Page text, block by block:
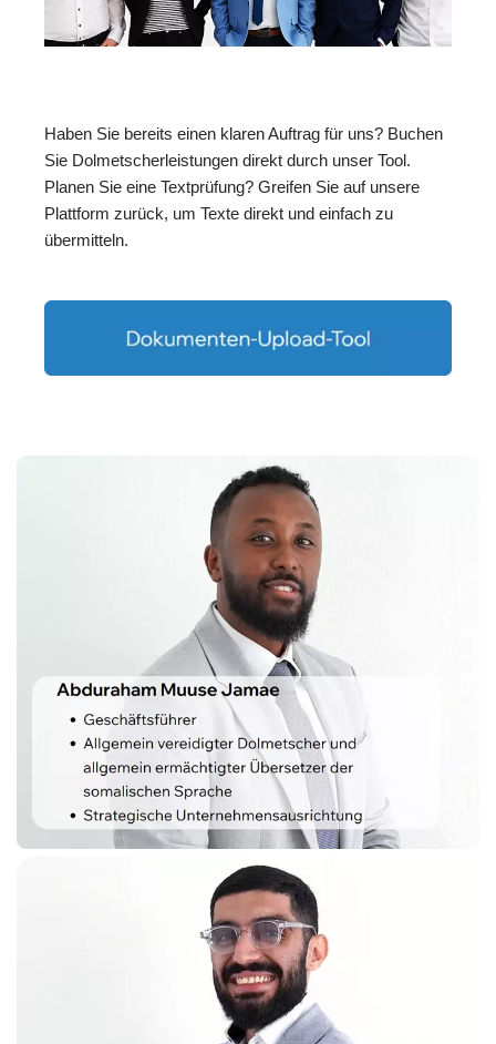
Haben Sie bereits einen klaren Auftrag für uns? Buchen
Sie Dolmetscherleistungen direkt durch unser Tool.
Planen Sie eine Textprüfung? Greifen Sie auf unsere
Plattform zurück, um Texte direkt und einfach zu
übermitteln.